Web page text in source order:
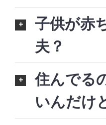
子供が赤
夫？
住んでる
いんだけ